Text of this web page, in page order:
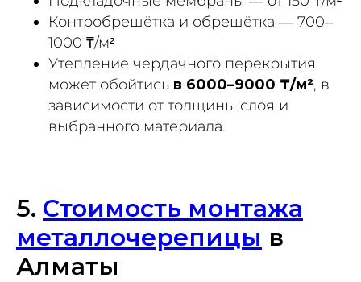
Контробрешётка и обрешётка — 700–
1000 ₸/м²
Утепление чердачного перекрытия
может обойтись в 6000–9000 ₸/м², в
зависимости от толщины слоя и
выбранного материала.
5. Стоимость монтажа
металлочерепицы в
Алматы